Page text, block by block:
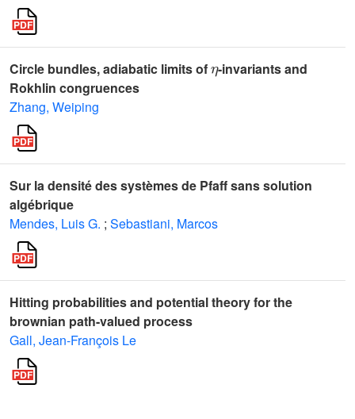
Circle bundles, adiabatic limits of -invariants and
Rokhlin congruences
Zhang, Weiping
Sur la densité des systèmes de Pfaff sans solution
algébrique
Mendes, Luis G. ; Sebastiani, Marcos
Hitting probabilities and potential theory for the
brownian path-valued process
Gall, Jean-François Le